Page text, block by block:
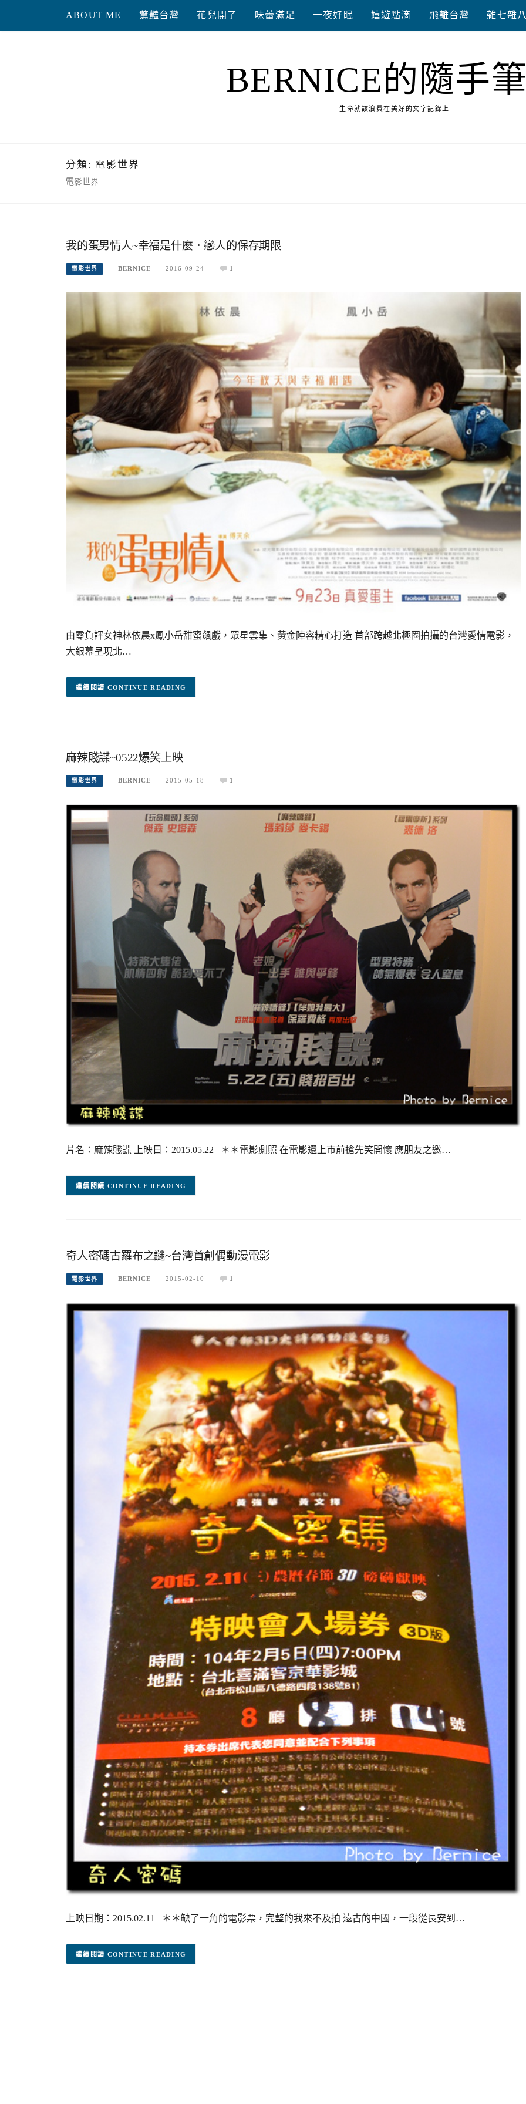
content
ABOUT ME 驚豔台灣 花兒開了 味蕾滿足 一夜好眠 嬉遊點滴 飛離台灣 雜七雜
BERNICE的隨手
生命就該浪費在美好的文字記錄上
分類: 電影世界
電影世界
我的蛋男情人~幸福是什麼．戀人的保存期限
電影世界 BERNICE 2016-09-24 1
由零負評女神林依晨x鳳小岳甜蜜飆戲，眾星雲集、黃金陣容精心打造 首部跨越北極圈拍攝的台灣愛情電影，
大銀幕呈現北…
CONTINUE READING
麻辣賤諜~0522爆笑上映
電影世界 BERNICE 2015-05-18 1
片名：麻辣賤諜 上映日：2015.05.22 ＊＊電影劇照 在電影還上市前搶先笑開懷 應朋友之邀…
CONTINUE READING
奇人密碼古羅布之謎~台灣首創偶動漫電影
電影世界 BERNICE 2015-02-10 1
上映日期：2015.02.11 ＊＊缺了一角的電影票，完整的我來不及拍 遠古的中國，一段從長安到…
CONTINUE READING